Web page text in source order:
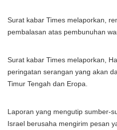
Surat kabar Times melaporkan,
pembalasan atas pembunuhan
Surat kabar Times melaporkan,
peringatan serangan yang akan
Timur Tengah dan Eropa.
Laporan yang mengutip sumber-
Israel berusaha mengirim pesan